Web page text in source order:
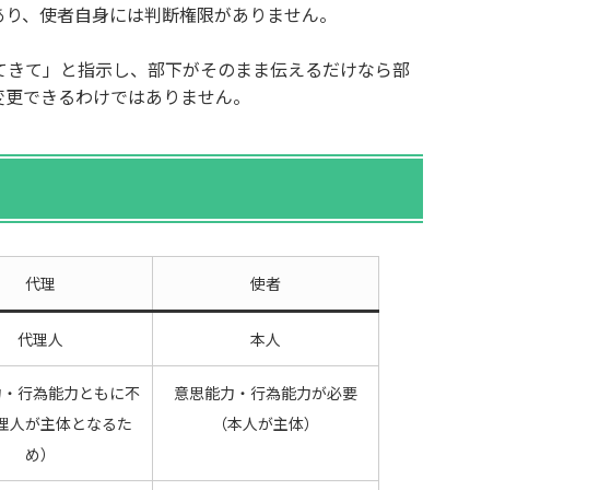
、使者自身には判断権限がありません。
て」と指示し、部下がそのまま伝えるだけなら部
できるわけではありません。
代理 使者
代理人 本人
行為能力ともに不
人が主体となるた
め）
意思能力・行為能力が必要
（本人が主体）